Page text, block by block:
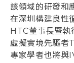
該領域的研發和
在深圳構建良性
HTC董事長暨執
虛擬實境先驅者
專家學者也將與